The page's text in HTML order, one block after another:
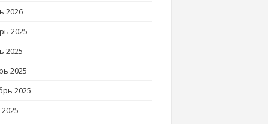
2026
2025
2025
2025
2025